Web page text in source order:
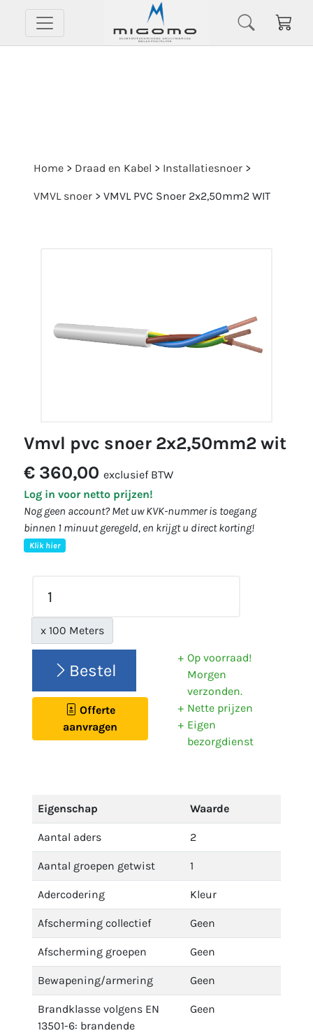
Home > Draad en Kabel > Installatiesnoer >
VMVL snoer > VMVL PVC Snoer 2x2,50mm2 WIT
vmvl pvc snoer 2x2,50mm2 wit
€ 360,00 exclusief BTW
Log in voor netto prijzen!
Nog geen account? Met uw KVK-nummer is toegang
binnen 1 minuut geregeld, en krijgt u direct korting!
Klik hier
x 100 Meters
Bestel
Offerte
aanvragen
Op voorraad!
Morgen
verzonden.
Nette prijzen
Eigen
bezorgdienst
Eigenschap Waarde
Aantal aders 2
Aantal groepen getwist 1
Adercodering Kleur
Afscherming collectief Geen
Afscherming groepen Geen
Bewapening/armering Geen
Brandklasse volgens EN
13501-6: brandende
Geen